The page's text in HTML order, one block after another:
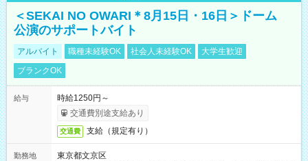
＜SEKAI NO OWARI＊8月15日・16日＞ドーム
公演のサポートバイト
アルバイト 職種未経験OK 社会人未経験OK
大学生歓迎
ブランクOK
給与
時給1250円～
交通費別途支給あり
交通費 支給（規定有り）
勤務地
東京都文京区